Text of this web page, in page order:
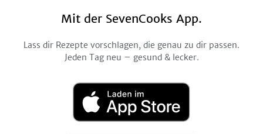
Mit der SevenCooks App.
Lass dir Rezepte vorschlagen, die genau zu dir passen.
Jeden Tag neu – gesund & lecker.
Laden
im
App